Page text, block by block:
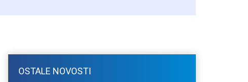
OSTALE NOVOSTI